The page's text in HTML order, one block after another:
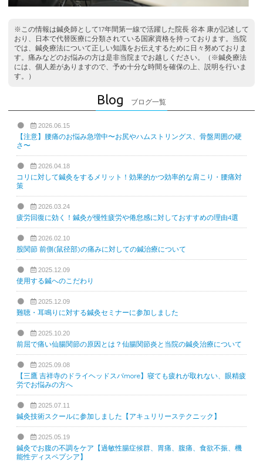
※この情報は鍼灸師として17年間第一線で活躍した院長 谷本 康が記述して
おり、日本で代替医療に分類されている国家資格を持っております。当院
では、鍼灸療法について正しい知識をお伝えするために日々努めておりま
す。痛みなどのお悩みの方は是非当院までお越しください。（※鍼灸療法
には、個人差がありますので、予め十分な時間を確保の上、説明を行いま
す。）
Blog ブログ一覧
2026.06.15
【注意】腰痛のお悩み急増中〜お尻やハムストリングス、骨盤周囲の硬
さ〜
2026.04.18
コリに対して鍼灸をするメリット！効果的かつ効率的な肩こり・腰痛対
策
2026.03.24
疲労回復に効く！鍼灸が慢性疲労や倦怠感に対しておすすめの理由4選
2026.02.10
股関節 前側(鼠径部)の痛みに対しての鍼治療について
2025.12.09
使用する鍼へのこだわり
2025.12.09
難聴・耳鳴りに対する鍼灸セミナーに参加しました
2025.10.20
前屈で痛い仙腸関節の原因とは？仙腸関節炎と当院の鍼灸治療について
2025.09.08
【三鷹 吉祥寺のドライヘッドスパmore】寝ても疲れが取れない、眼精疲
労でお悩みの方へ
2025.07.11
鍼灸技術スクールに参加しました【アキュリリーステクニック】
2025.05.19
鍼灸でお腹の不調をケア【過敏性腸症候群、胃痛、腹痛、食欲不振、機
能性ディスペプシア】